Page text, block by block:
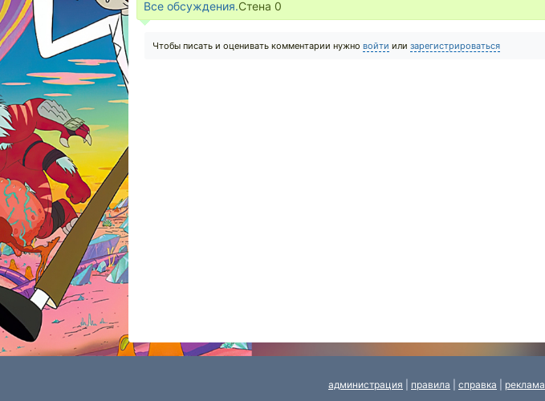
Все обсуждения.Стена 0
Чтобы писать и оценивать комментарии нужно войти или зарегистрироваться
администрация правила справка реклама